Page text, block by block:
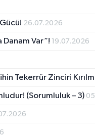
26.07.2026
Var”! 19.07.2026
Tekerrür Zinciri
(Sorumluluk – 3)